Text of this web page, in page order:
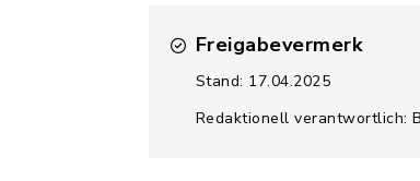
Freigabevermerk
Stand: 17.04.2025
Redaktionell verantwortlich: